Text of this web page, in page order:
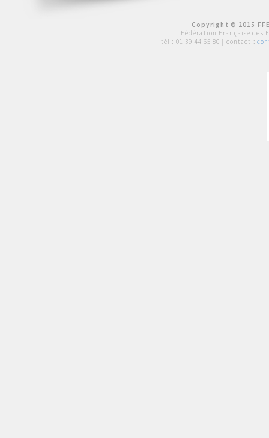
Copyright © 2015
Fédération Française des
tél : 01 39 44 65 80 | contact :